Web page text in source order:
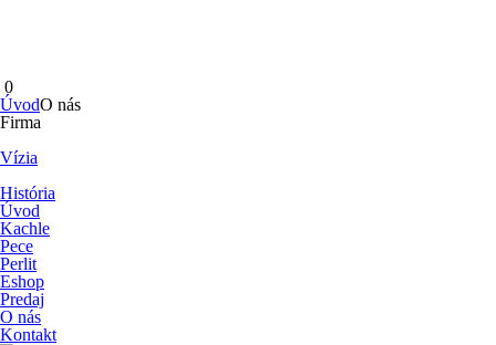
0
ÚvodO nás
Firma
Vízia
História
Úvod
Kachle
Pece
Perlit
Eshop
Predaj
O nás
Kontakt